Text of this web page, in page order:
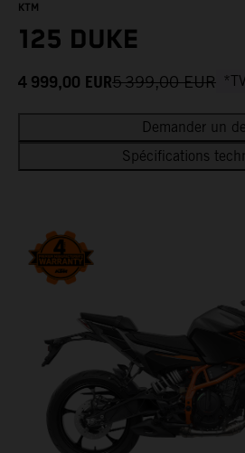
KTM
125 DUKE
4 999,00 EUR5 399,00 EUR
Demander un
Spécifications